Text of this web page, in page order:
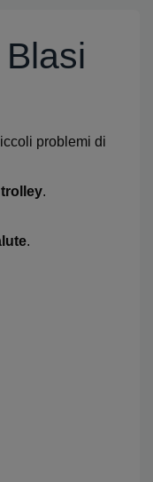
problemi di
.
.